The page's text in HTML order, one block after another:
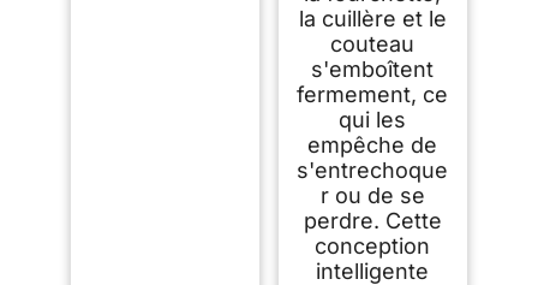
la cuillère et le
couteau
s'emboîtent
fermement, ce
qui les
empêche de
s'entrechoque
r ou de se
perdre. Cette
conception
intelligente